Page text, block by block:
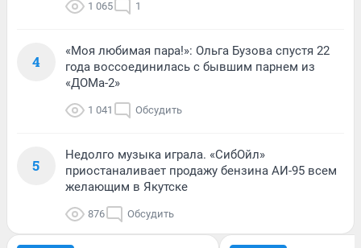
1 065 1
4
«Моя любимая пара!»: Ольга Бузова спустя 22
года воссоединилась с бывшим парнем из
«ДОМа-2»
1 041 Обсудить
5
Недолго музыка играла. «СибОйл»
приостаналивает продажу бензина АИ-95 всем
желающим в Якутске
876 Обсудить